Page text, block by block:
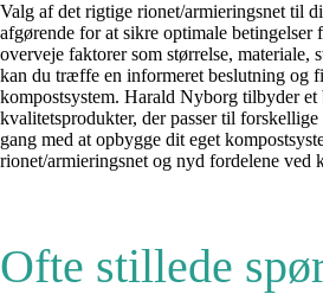
Valg af det rigtige rionet/armieringsnet til
afgørende for at sikre optimale betingelser
overveje faktorer som størrelse, materiale,
kan du træffe en informeret beslutning og
kompostsystem. Harald Nyborg tilbyder et
kvalitetsprodukter, der passer til
gang med at opbygge dit eget
rionet/armieringsnet og nyd fordelene ved
Ofte stillede